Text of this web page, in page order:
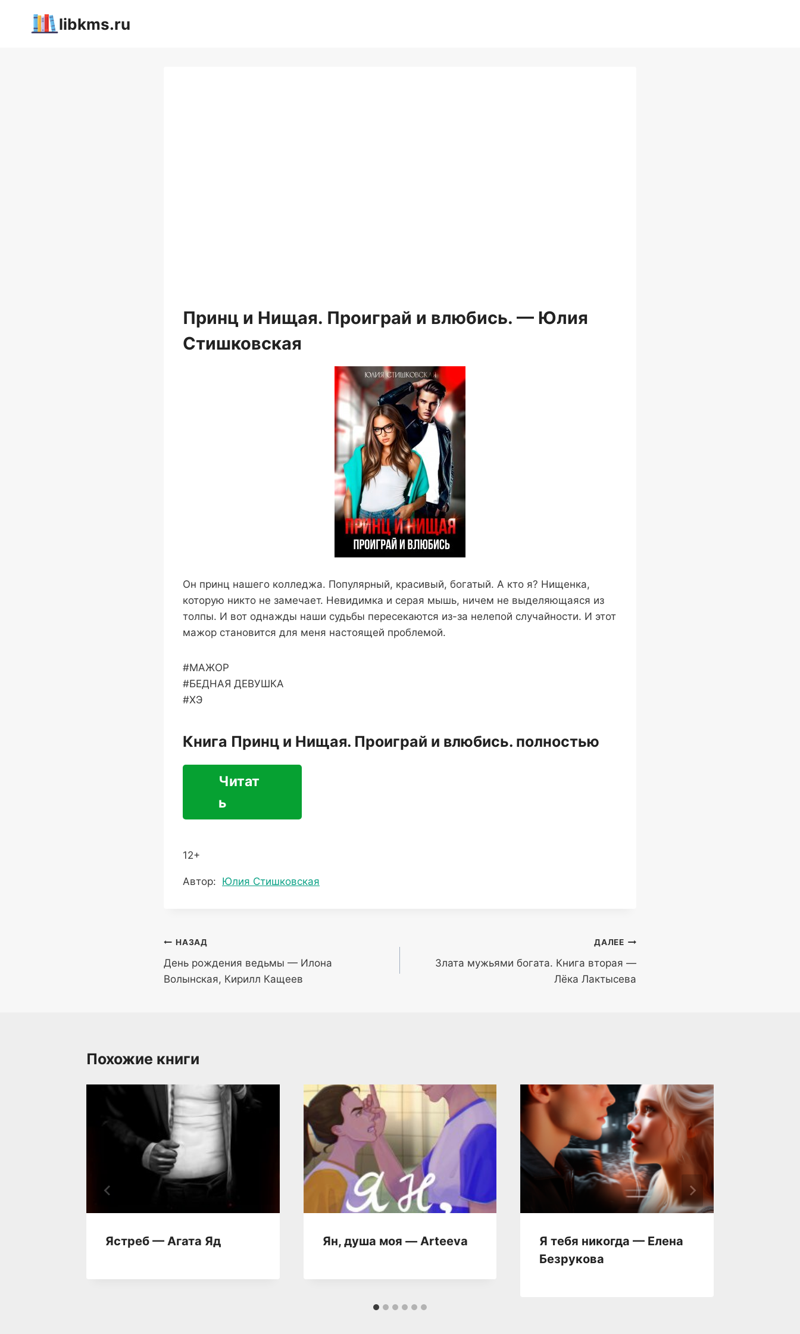
libkms.ru
Принц и Нищая. Проиграй и влюбись. — Юлия
Стишковская
Он принц нашего колледжа. Популярный, красивый, богатый. А кто я? Нищенка,
которую никто не замечает. Невидимка и серая мышь, ничем не выделяющаяся из
толпы. И вот однажды наши судьбы пересекаются из-за нелепой случайности. И этот
мажор становится для меня настоящей проблемой.
#МАЖОР
#БЕДНАЯ ДЕВУШКА
#ХЭ
Книга Принц и Нищая. Проиграй и влюбись. полностью
Читат
ь
12+
Метки
Автор: Юлия Стишковская
Навигация
по
записям
НАЗАД
День рождения ведьмы — Илона
Волынская, Кирилл Кащеев
ДАЛЕЕ
Злата мужьями богата. Книга вторая —
Лёка Лактысева
Похожие книги
Ястреб — Агата Яд Ян, душа моя — Arteeva
Я тебя никогда — Елена
Безрукова